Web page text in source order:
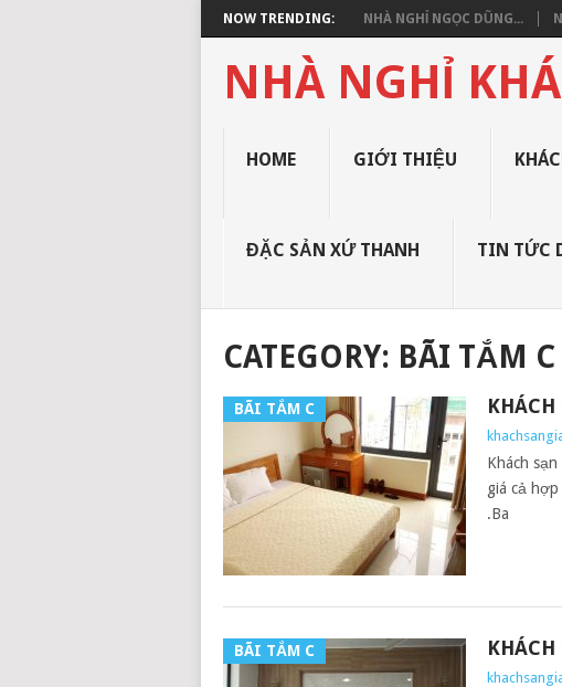
NOW TRENDING: NHÀ NGHỈ NGỌC DŨNG...
NHÀ NGHỈ
HOME GIỚI THIỆU
ĐẶC SẢN XỨ THANH TIN TỨC
CATEGORY: BÃI TẮM C
BÃI TẮM C
Khách
giá cả
.Ba
BÃI TẮM C